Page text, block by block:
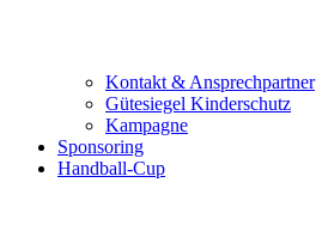
Kontakt & Ansprechpartner
Gütesiegel Kinderschutz
Kampagne
Sponsoring
Handball-Cup